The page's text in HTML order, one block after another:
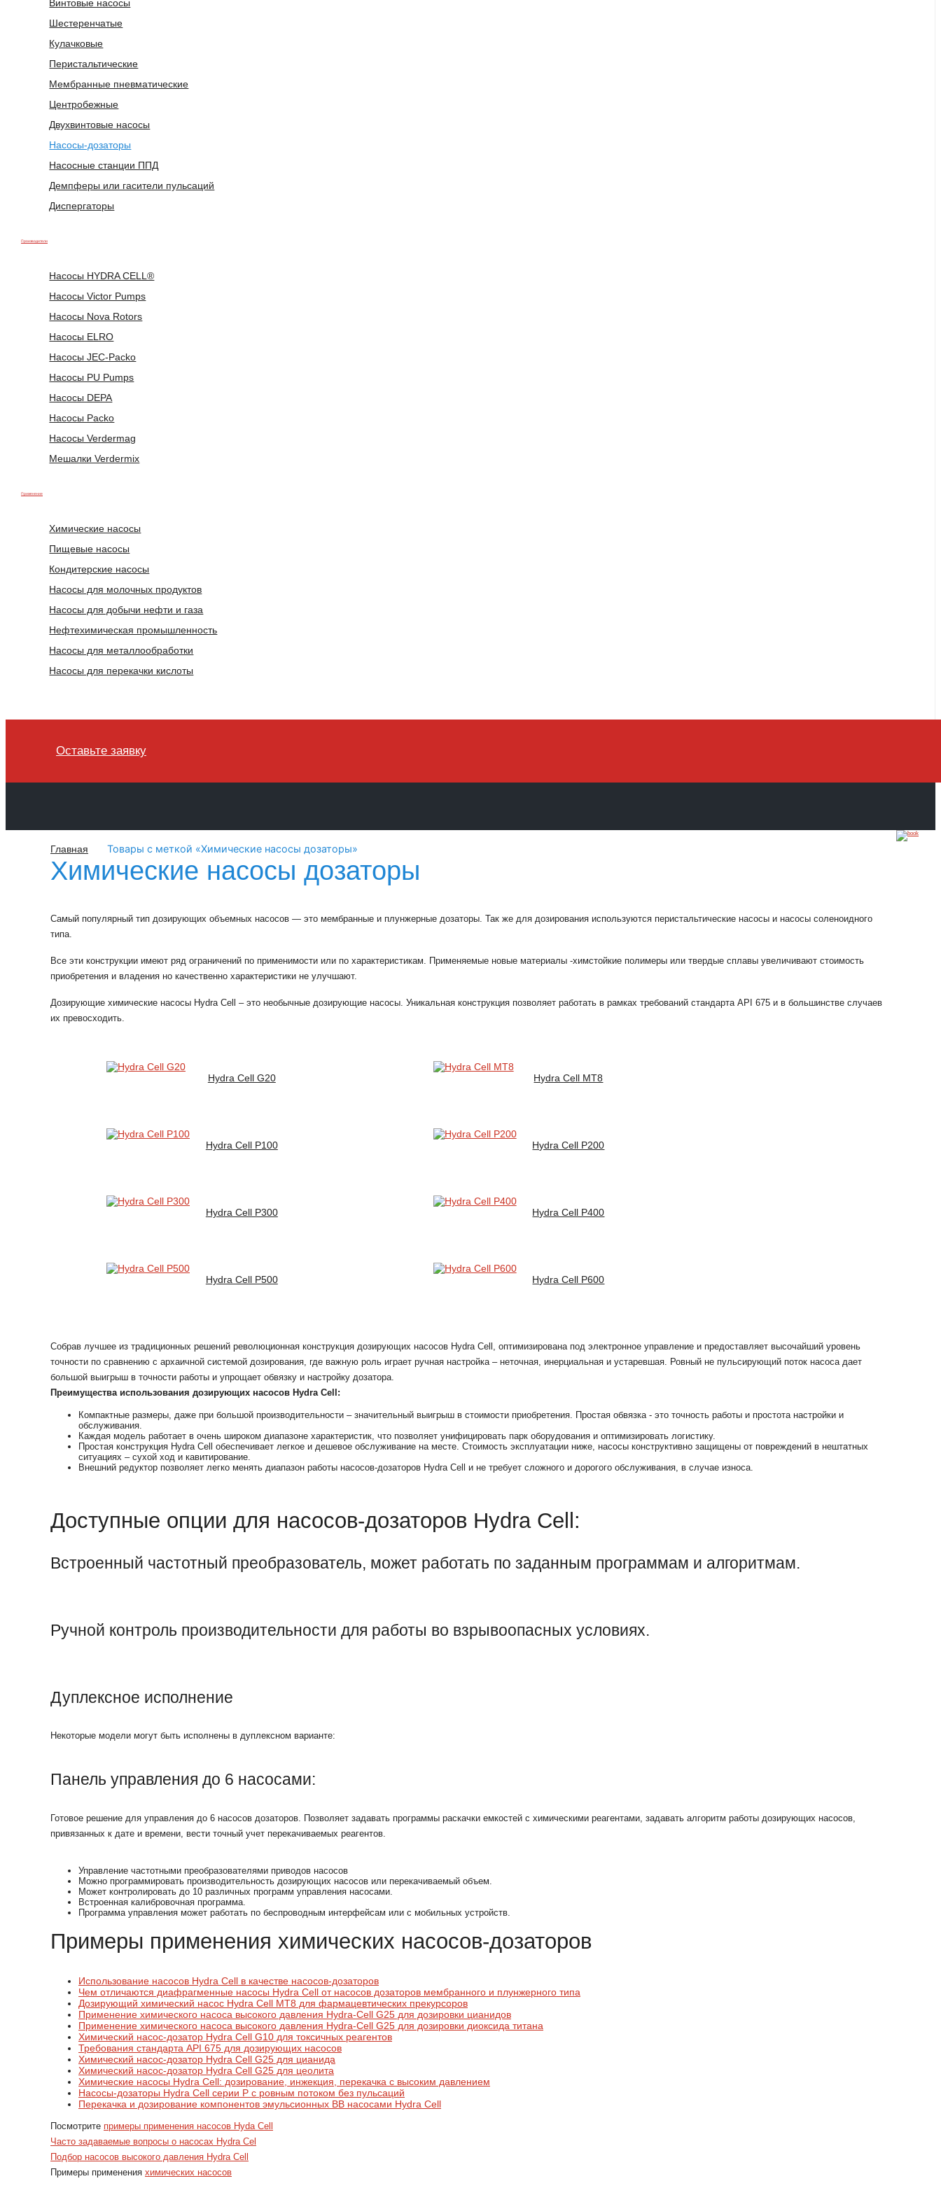
Оставьте заявку
Винтовые насосы
Шестеренчатые
Кулачковые
Перистальтические
Мембранные пневматические
Центробежные
Двухвинтовые насосы
Насосы-дозаторы
Насосные станции ППД
Демпферы или гасители пульсаций
Диспергаторы
Производители
Насосы HYDRA CELL®
Насосы Victor Pumps
Насосы Nova Rotors
Насосы ELRO
Насосы JEC-Packo
Насосы PU Pumps
Насосы DEPA
Насосы Packo
Насосы Verdermag
Мешалки Verdermix
Применение
Химические насосы
Пищевые насосы
Кондитерские насосы
Насосы для молочных продуктов
Насосы для добычи нефти и газа
Нефтехимическая промышленность
Насосы для металлообработки
Насосы для перекачки кислоты
Главная Товары с меткой «Химические насосы дозаторы»
Химические насосы дозаторы
Самый популярный тип дозирующих объемных насосов — это мембранные и плунжерные дозаторы. Так же для дозирования используются перистальтические насосы и насосы соленоидного
типа.
Все эти конструкции имеют ряд ограничений по применимости или по характеристикам. Применяемые новые материалы -химстойкие полимеры или твердые сплавы увеличивают стоимость
приобретения и владения но качественно характеристики не улучшают.
Дозирующие химические насосы Hydra Cell – это необычные дозирующие насосы. Уникальная конструкция позволяет работать в рамках требований стандарта API 675 и в большинстве случаев
их превосходить.
Hydra Cell G20 Hydra Cell MT8
Hydra Cell P100 Hydra Cell P200
Hydra Cell P300 Hydra Cell P400
Hydra Cell P500 Hydra Cell P600
Собрав лучшее из традиционных решений революционная конструкция дозирующих насосов Hydra Cell, оптимизирована под электронное управление и предоставляет высочайший уровень
точности по сравнению с архаичной системой дозирования, где важную роль играет ручная настройка – неточная, инерциальная и устаревшая. Ровный не пульсирующий поток насоса дает
большой выигрыш в точности работы и упрощает обвязку и настройку дозатора.
Преимущества использования дозирующих насосов Hydra Cell:
Компактные размеры, даже при большой производительности – значительный выигрыш в стоимости приобретения. Простая обвязка - это точность работы и простота настройки и
обслуживания.
Каждая модель работает в очень широком диапазоне характеристик, что позволяет унифицировать парк оборудования и оптимизировать логистику.
Простая конструкция Hydra Cell обеспечивает легкое и дешевое обслуживание на месте. Стоимость эксплуатации ниже, насосы конструктивно защищены от повреждений в нештатных
ситуациях – сухой ход и кавитирование.
Внешний редуктор позволяет легко менять диапазон работы насосов-дозаторов Hydra Cell и не требует сложного и дорогого обслуживания, в случае износа.
Доступные опции для насосов-дозаторов Hydra Cell:
Встроенный частотный преобразователь, может работать по заданным программам и алгоритмам.
Ручной контроль производительности для работы во взрывоопасных условиях.
Дуплексное исполнение
Некоторые модели могут быть исполнены в дуплексном варианте:
Панель управления до 6 насосами:
Готовое решение для управления до 6 насосов дозаторов. Позволяет задавать программы раскачки емкостей с химическими реагентами, задавать алгоритм работы дозирующих насосов,
привязанных к дате и времени, вести точный учет перекачиваемых реагентов.
Управление частотными преобразователями приводов насосов
Можно программировать производительность дозирующих насосов или перекачиваемый объем.
Может контролировать до 10 различных программ управления насосами.
Встроенная калибровочная программа.
Программа управления может работать по беспроводным интерфейсам или с мобильных устройств.
Примеры применения химических насосов-дозаторов
Использование насосов Hydra Cell в качестве насосов-дозаторов
Чем отличаются диафрагменные насосы Hydra Cell от насосов дозаторов мембранного и плунжерного типа
Дозирующий химический насос Hydra Cell МТ8 для фармацевтических прекурсоров
Применение химического насоса высокого давления Hydra-Cell G25 для дозировки цианидов
Применение химического насоса высокого давления Hydra-Cell G25 для дозировки диоксида титана
Химический насос-дозатор Hydra Cell G10 для токсичных реагентов
Требования стандарта API 675 для дозирующих насосов
Химический насос-дозатор Hydra Cell G25 для цианида
Химический насос-дозатор Hydra Cell G25 для цеолита
Химические насосы Hydra Cell: дозирование, инжекция, перекачка с высоким давлением
Насосы-дозаторы Hydra Cell серии P с ровным потоком без пульсаций
Перекачка и дозирование компонентов эмульсионных ВВ насосами Hydra Cell
Посмотрите примеры применения насосов Hyda Cell
Часто задаваемые вопросы о насосах Hydra Cel
Подбор насосов высокого давления Hydra Cell
Примеры применения химических насосов